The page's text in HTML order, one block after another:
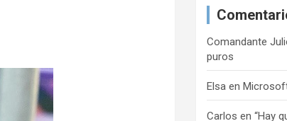
Comandante
puros
Elsa en
Carlosen“Hay